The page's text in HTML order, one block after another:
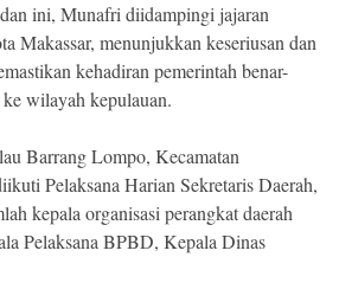
ini, Munafri diidampingi jajaran
Makassar, menunjukkan keseriusan dan
kehadiran pemerintah benar-
wilayah kepulauan.
Barrang Lompo, Kecamatan
Pelaksana Harian Sekretaris Daerah,
kepala organisasi perangkat daerah
Pelaksana BPBD, Kepala Dinas